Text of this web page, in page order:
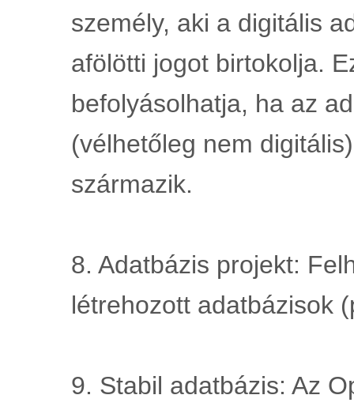
személy, aki a digitális
afölötti jogot birtokolja.
befolyásolhatja, ha az
(vélhetőleg nem
származik.
8. Adatbázis projekt:
létrehozott adatbázisok
9. Stabil adatbázis: Az